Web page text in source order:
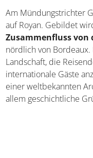
Am Mündungstrichter
auf Royan. Gebildet
Zusammenfluss von
nördlich von
Landschaft, die
internationale Gäste
einer weltbekannten
allem geschichtliche